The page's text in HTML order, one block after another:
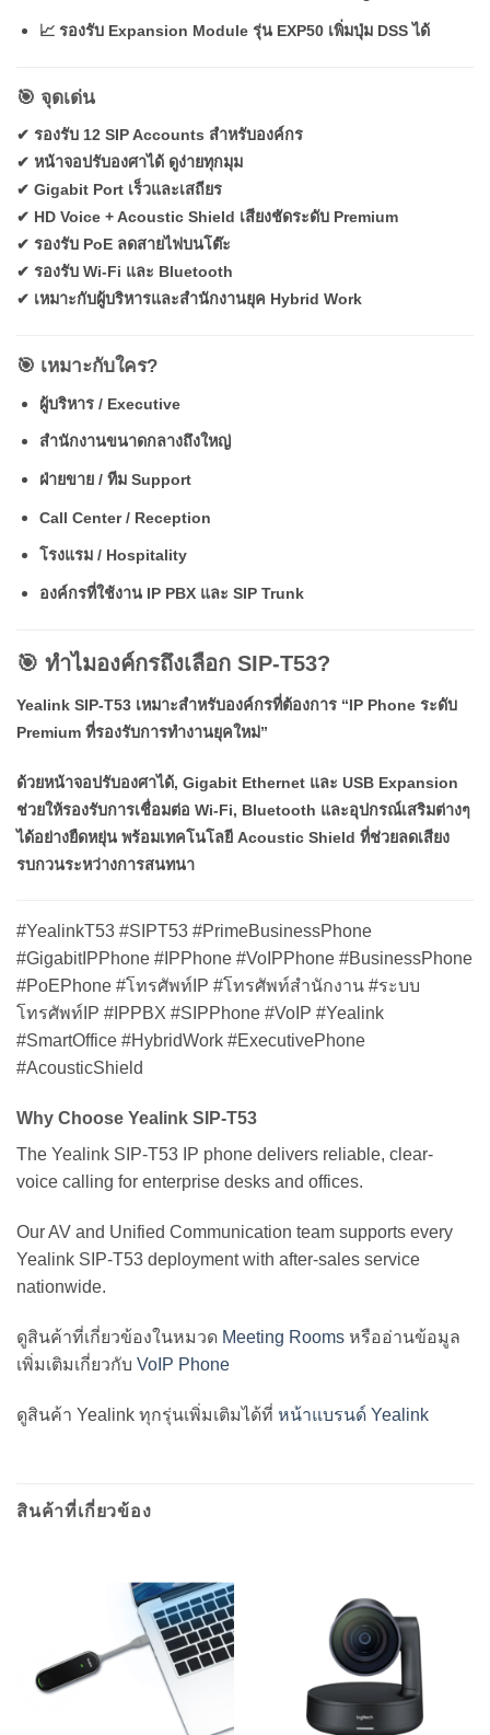
📈 รองรับ Expansion Module รุ่น EXP50 เพิ่มปุ่ม DSS ได้
🎯 จุดเด่น
✔ รองรับ 12 SIP Accounts สำหรับองค์กร
✔ หน้าจอปรับองศาได้ ดูง่ายทุกมุม
✔ Gigabit Port เร็วและเสถียร
✔ HD Voice + Acoustic Shield เสียงชัดระดับ Premium
✔ รองรับ PoE ลดสายไฟบนโต๊ะ
✔ รองรับ Wi-Fi และ Bluetooth
✔ เหมาะกับผู้บริหารและสำนักงานยุค Hybrid Work
🎯 เหมาะกับใคร?
ผู้บริหาร / Executive
สำนักงานขนาดกลางถึงใหญ่
ฝ่ายขาย / ทีม Support
Call Center / Reception
โรงแรม / Hospitality
องค์กรที่ใช้งาน IP PBX และ SIP Trunk
🎯 ทำไมองค์กรถึงเลือก SIP-T53?
Yealink SIP-T53 เหมาะสำหรับองค์กรที่ต้องการ “IP Phone ระดับ
Premium ที่รองรับการทำงานยุคใหม่”
ด้วยหน้าจอปรับองศาได้, Gigabit Ethernet และ USB Expansion
ช่วยให้รองรับการเชื่อมต่อ Wi-Fi, Bluetooth และอุปกรณ์เสริมต่างๆ
ได้อย่างยืดหยุ่น พร้อมเทคโนโลยี Acoustic Shield ที่ช่วยลดเสียง
รบกวนระหว่างการสนทนา
#YealinkT53 #SIPT53 #PrimeBusinessPhone
#GigabitIPPhone #IPPhone #VoIPPhone #BusinessPhone
#PoEPhone #โทรศัพท์IP #โทรศัพท์สำนักงาน #ระบบ
โทรศัพท์IP #IPPBX #SIPPhone #VoIP #Yealink
#SmartOffice #HybridWork #ExecutivePhone
#AcousticShield
Why Choose Yealink SIP-T53
The Yealink SIP-T53 IP phone delivers reliable, clear-
voice calling for enterprise desks and offices.
Our AV and Unified Communication team supports every
Yealink SIP-T53 deployment with after-sales service
nationwide.
ดูสินค้าที่เกี่ยวข้องในหมวด Meeting Rooms หรืออ่านข้อมูล
เพิ่มเติมเกี่ยวกับ VoIP Phone
ดูสินค้า Yealink ทุกรุ่นเพิ่มเติมได้ที่ หน้าแบรนด์ Yealink
สินค้าที่เกี่ยวข้อง